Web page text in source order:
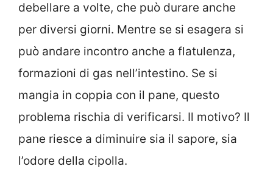
debellare a volte, che può durare anche
per diversi giorni. Mentre se si esagera si
può andare incontro anche a flatulenza,
formazioni di gas nell’intestino. Se si
mangia in coppia con il pane, questo
problema rischia di verificarsi. Il motivo? Il
pane riesce a diminuire sia il sapore, sia
l’odore della cipolla.